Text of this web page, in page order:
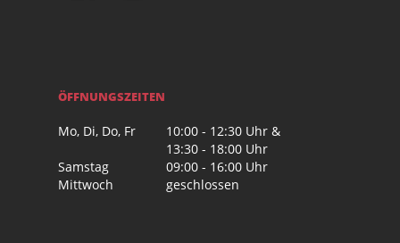
ÖFFNUNGSZEITEN
Mo, Di, Do, Fr
10:00 - 12:30 Uhr &
13:30 - 18:00 Uhr
Samstag
09:00 - 16:00 Uhr
Mittwoch
geschlossen